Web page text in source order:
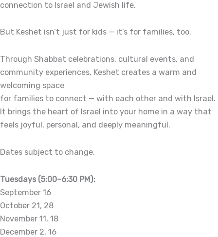
connection to Israel and Jewish life.
But Keshet isn’t just for kids — it’s for families, too.
Through Shabbat celebrations, cultural events, and
community experiences, Keshet creates a warm and
welcoming space
for families to connect — with each other and with Israel.
It brings the heart of Israel into your home in a way that
feels joyful, personal, and deeply meaningful.
Dates subject to change.
Tuesdays (5:00–6:30 PM):
September 16
October 21, 28
November 11, 18
December 2, 16